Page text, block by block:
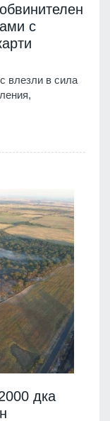
с
влезли в сила
дка